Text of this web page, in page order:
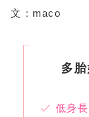
文：maco
多
低身